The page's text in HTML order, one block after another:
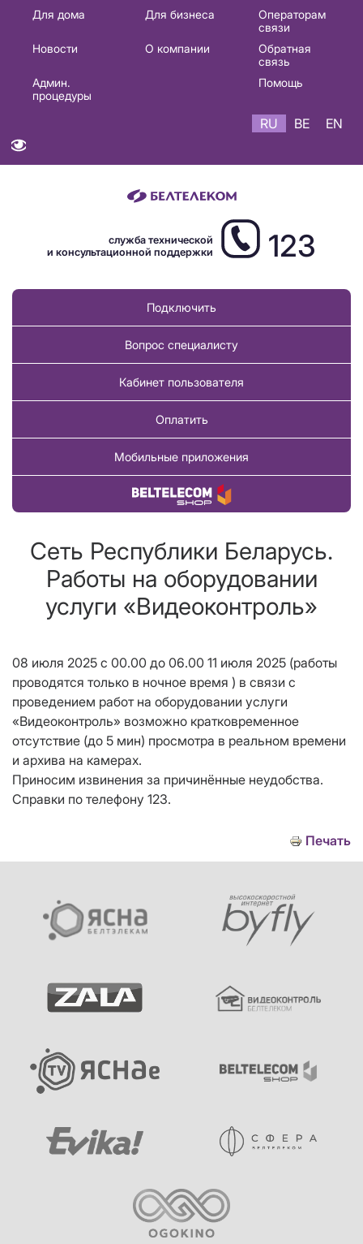
Основная
навигация
Для дома Для бизнеса
Операторам
связи
Новости
О компании
Обратная
связь
Админ.
процедуры
Помощь
RU BE EN
служба технической
и консультационной поддержки
123
Подключить
Вопрос специалисту
Кабинет пользователя
Оплатить
Мобильные приложения
Купить товар
Сеть Республики Беларусь.
Работы на оборудовании
услуги «Видеоконтроль»
08 июля 2025 с 00.00 до 06.00 11 июля 2025 (работы
проводятся только в ночное время ) в связи с
проведением работ на оборудовании услуги
«Видеоконтроль» возможно кратковременное
отсутствие (до 5 мин) просмотра в реальном времени
и архива на камерах.
Приносим извинения за причинённые неудобства.
Справки по телефону 123.
Печать